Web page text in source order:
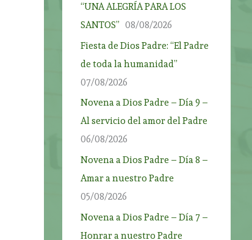
“UNA ALEGRÍA PARA LOS
SANTOS” 08/08/2026
Fiesta de Dios Padre: “El Padre
de toda la humanidad”
07/08/2026
Novena a Dios Padre – Día 9 –
Al servicio del amor del Padre
06/08/2026
Novena a Dios Padre – Día 8 –
Amar a nuestro Padre
05/08/2026
Novena a Dios Padre – Día 7 –
Honrar a nuestro Padre